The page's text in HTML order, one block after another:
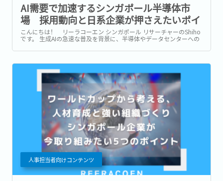
AI需要で加速するシンガポール半導体市
場 採用動向と日系企業が押さえたいポイ
ント
こんにちは！ リーラコーエン シンガポール リサーチャーのShiho
です。 生成AIの急速な普及を背景に、半導体やデータセンターへの
人事担当者向けコンテンツ